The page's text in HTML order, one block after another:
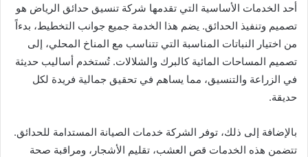
أحد الخدمات الأساسية التي تقدمها شركة تنسيق حدائق الرياض هو
تصميم وتنفيذ الحدائق. يضم هذا الخدمة جميع جوانب التخطيط، بدءاً
من اختيار النباتات المناسبة التي تتناسب مع المناخ المحلي، إلى
تصميم المساحات المائية كالبرك والشلالات. تُستخدم أساليب حديثة
في الزراعة والتنسيق، مما يساهم في تحقيق جمالية فريدة لكل
حديقة.
بالإضافة إلى ذلك، توفر الشركة خدمات الصيانة المستدامة للحدائق.
تتضمن هذه الخدمات قص العشب، تقليم الأشجار، ومراقبة صحة